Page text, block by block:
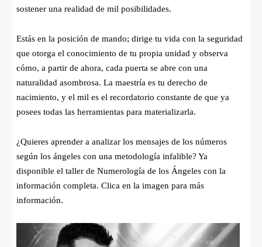
sostener una realidad de mil posibilidades.
Estás en la posición de mando; dirige tu vida con la seguridad
que otorga el conocimiento de tu propia unidad y observa
cómo, a partir de ahora, cada puerta se abre con una
naturalidad asombrosa. La maestría es tu derecho de
nacimiento, y el mil es el recordatorio constante de que ya
posees todas las herramientas para materializarla.
¿Quieres aprender a analizar los mensajes de los números
según los ángeles con una metodología infalible? Ya
disponible el taller de Numerología de los Ángeles con la
información completa. Clica en la imagen para más
información.